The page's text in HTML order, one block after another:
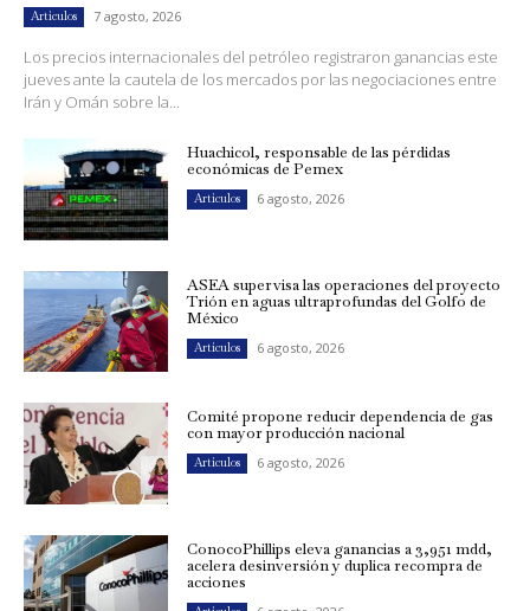
Artículos 7 agosto, 2026
Los precios internacionales del petróleo registraron ganancias este
jueves ante la cautela de los mercados por las negociaciones entre
Irán y Omán sobre la...
Huachicol, responsable de las pérdidas
económicas de Pemex
Artículos 6 agosto, 2026
ASEA supervisa las operaciones del proyecto
Trión en aguas ultraprofundas del Golfo de
México
Artículos 6 agosto, 2026
Comité propone reducir dependencia de gas
con mayor producción nacional
Artículos 6 agosto, 2026
ConocoPhillips eleva ganancias a 3,951 mdd,
acelera desinversión y duplica recompra de
acciones